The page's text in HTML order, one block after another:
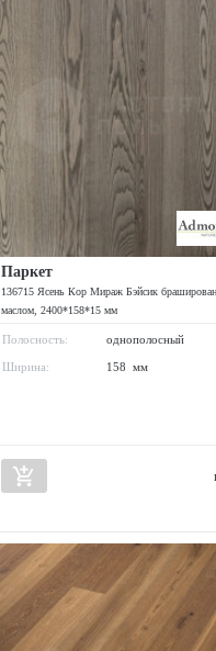
Паркет
136715 Ясень Кор Мираж Бэйсик
маслом, 2400*158*15 мм
Полосность: однополосный
Ширина: 158 мм
add_shopping_cart